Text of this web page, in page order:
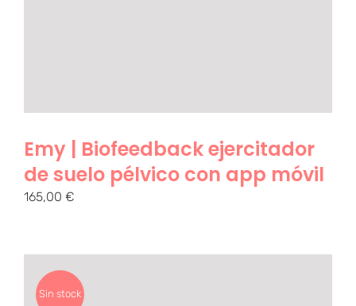
Emy | Biofeedback ejercitador
de suelo pélvico con app móvil
165,00 €
Sin stock